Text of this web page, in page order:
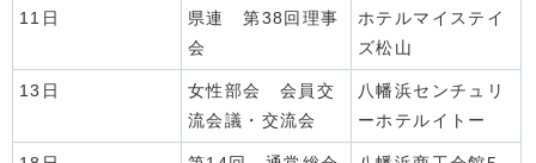
11日
県連 第38回理事
会
ホテルマイステイ
ズ松山
13日
女性部会 会員交
流会議・交流会
八幡浜センチュリ
ーホテルイトー